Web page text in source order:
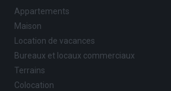
Appartements
Maison
Location de vacances
Bureaux et locaux commerciaux
Terrains
Colocation